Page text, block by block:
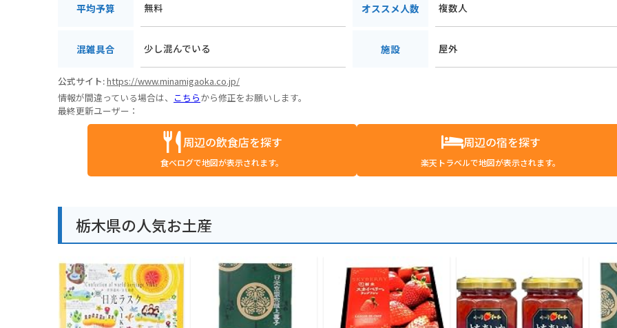
平均予算 無料 オススメ人数 複数人
混雑具合 少し混んでいる 施設 屋外
公式サイト:https://www.minamigaoka.co.jp/
情報が間違っている場合は、 こちらから修正をお願いします。
最終更新ユーザー：
周辺の飲食店を探す
食べログで地図が表示されます。
周辺の宿を探す
楽天トラベルで地図が表示されます。
栃木県の人気お土産